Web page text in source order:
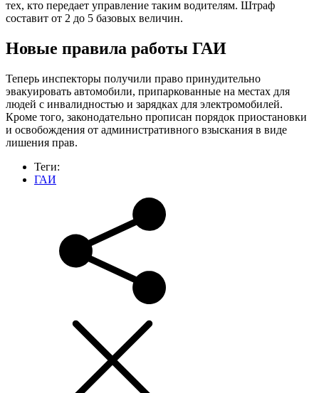
тех, кто передает управление таким водителям. Штраф
составит от 2 до 5 базовых величин.
Новые правила работы ГАИ
Теперь инспекторы получили право принудительно
эвакуировать автомобили, припаркованные на местах для
людей с инвалидностью и зарядках для электромобилей.
Кроме того, законодательно прописан порядок приостановки
и освобождения от административного взыскания в виде
лишения прав.
Теги:
ГАИ